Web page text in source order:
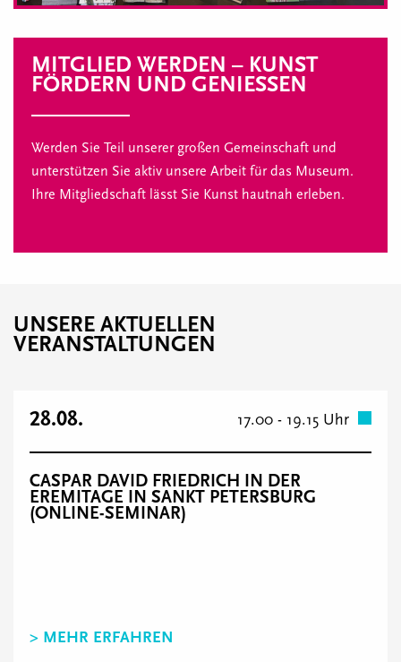
MITGLIED WERDEN – KUNST
FÖRDERN UND GENIESSEN
Werden Sie Teil unserer großen Gemeinschaft und
unterstützen Sie aktiv unsere Arbeit für das Museum.
Ihre Mitgliedschaft lässt Sie Kunst hautnah erleben.
UNSERE AKTUELLEN
VERANSTALTUNGEN
28.08. 17.00 - 19.15 Uhr
CASPAR DAVID FRIEDRICH IN DER
EREMITAGE IN SANKT PETERSBURG
(ONLINE-SEMINAR)
> MEHR ERFAHREN